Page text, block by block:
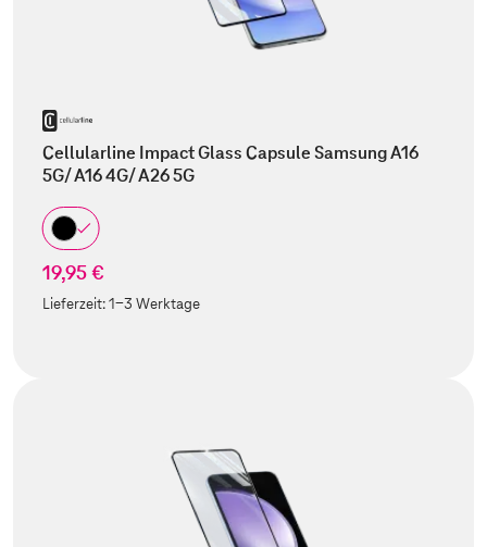
Cellularline Impact Glass Capsule Samsung A16
5G/ A16 4G/ A26 5G
19,95 €
Lieferzeit:1-3 Werktage